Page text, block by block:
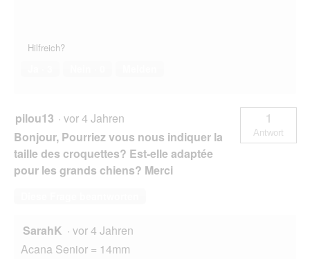
Hilfreich?
pilou13 · vor 4 Jahren
Bonjour, Pourriez vous nous indiquer la
taille des croquettes? Est-elle adaptée
pour les grands chiens? Merci
1
Antwort
SarahK · vor 4 Jahren
Acana Senior = 14mm